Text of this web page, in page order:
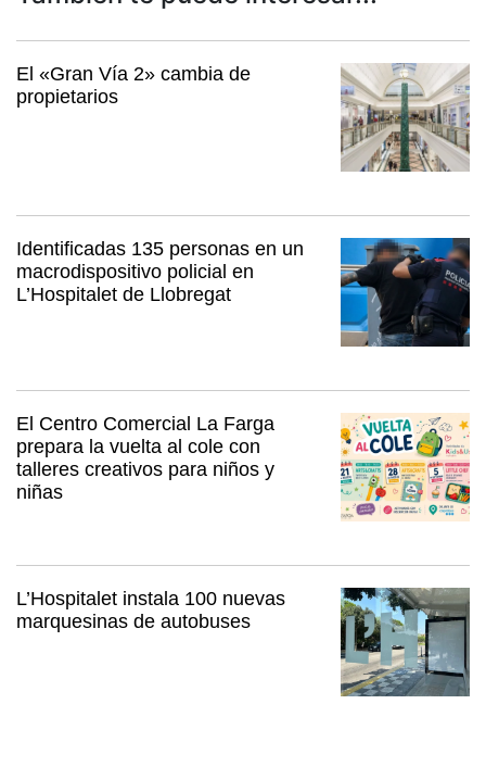
El «Gran Vía 2» cambia de
propietarios
Identificadas 135 personas en un
macrodispositivo policial en
L’Hospitalet de Llobregat
El Centro Comercial La Farga
prepara la vuelta al cole con
talleres creativos para niños y
niñas
L’Hospitalet instala 100 nuevas
marquesinas de autobuses